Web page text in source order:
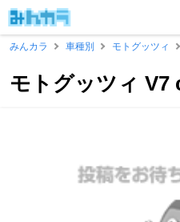
みんカラ
車種別 モトグッツィ
モトグッツィ V7